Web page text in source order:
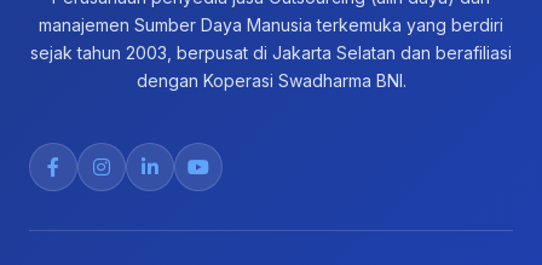
manajemen Sumber Daya Manusia terkemuka yang berdiri
sejak tahun 2003, berpusat di Jakarta Selatan dan berafiliasi
dengan Koperasi Swadharma BNI.